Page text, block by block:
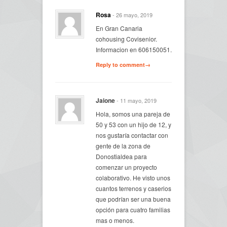
Rosa- 26 mayo, 2019
En Gran Canaria
cohousing Covisenior.
Informacion en 606150051.
Reply to comment→
Jaione- 11 mayo, 2019
Hola, somos una pareja de
50 y 53 con un hijo de 12, y
nos gustaría contactar con
gente de la zona de
Donostialdea para
comenzar un proyecto
colaborativo. He visto unos
cuantos terrenos y caserios
que podrían ser una buena
opción para cuatro familias
mas o menos.